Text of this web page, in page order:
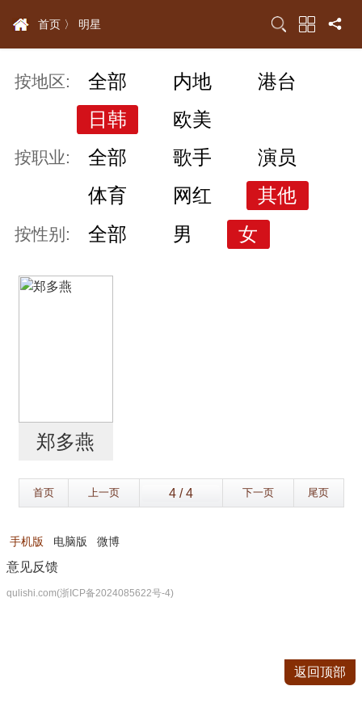
首页 〉 明星
按地区: 全部 内地
港台
日韩
欧美
按职业: 全部 歌手
演员
体育
网红 其他
按性别: 全部 男 女
郑多燕
首页 上一页 下一页 尾页
手机版 电脑版 微博
意见反馈
qulishi.com(浙ICP备2024085622号-4)
返回顶部